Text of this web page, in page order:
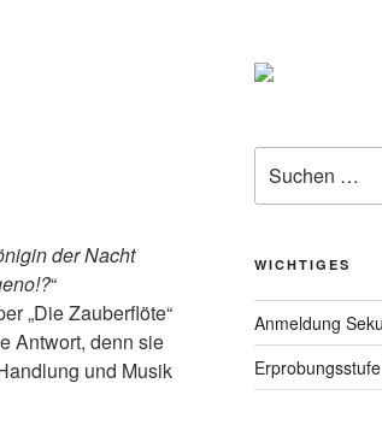
der Nacht
“
„Die Zauberflöte“
Antwort, denn sie
und Musik
nach:
WICHTIGES
Anmeldung